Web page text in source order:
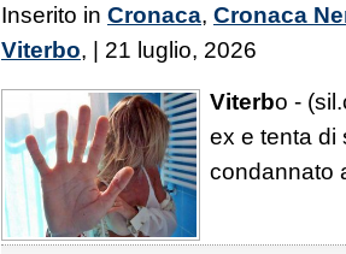
Inserito in Cronaca, Cronaca
Viterbo, | 21 luglio, 2026
Viterbo -
ex e tenta di
condannato